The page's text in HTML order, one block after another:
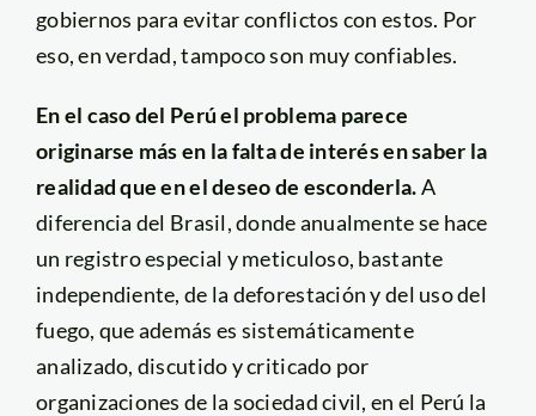
gobiernos para evitar conflictos con estos. Por
eso, en verdad, tampoco son muy confiables.
En el caso del Perú el problema parece
originarse más en la falta de interés en saber la
realidad que en el deseo de esconderla.A
diferencia del Brasil, donde anualmente se hace
un registro especial y meticuloso, bastante
independiente, de la deforestación y del uso del
fuego, que además es sistemáticamente
analizado, discutido y criticado por
organizaciones de la sociedad civil, en el Perú la